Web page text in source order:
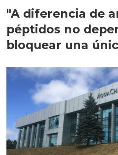
"A diferencia de
péptidos no
bloquear una